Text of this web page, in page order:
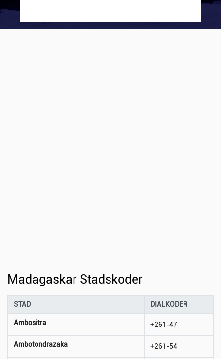
Madagaskar Stadskoder
STAD DIALKODER
Ambositra +261-47
Ambotondrazaka +261-54